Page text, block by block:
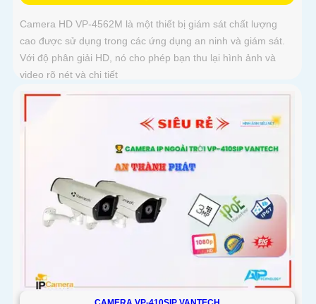
Camera HD VP-4562M là một thiết bị giám sát chất lượng
cao được sử dụng trong các ứng dụng an ninh và giám sát.
Với độ phân giải HD, nó cho phép bạn thu lại hình ảnh và
video rõ nét và chi tiết